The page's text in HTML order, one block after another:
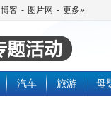
博客 - 图片网 - 更多»
汽车 旅游 母